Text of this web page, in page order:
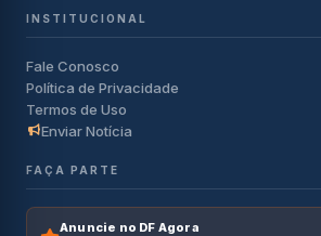
INSTITUCIONAL
Fale Conosco
Política de Privacidade
Termos de Uso
Enviar Notícia
FAÇA PARTE
Anuncie no DF Agora